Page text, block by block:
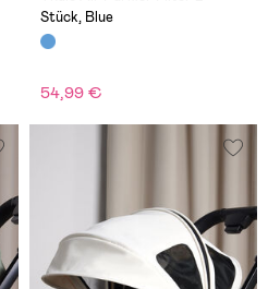
Stück, Blue
54,99 €